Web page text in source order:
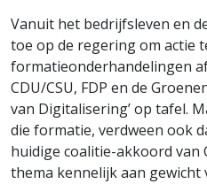
Vanuit het bedrijfsleven en
toe op de regering om actie
formatieonderhandelingen
CDU/CSU, FDP en de
van Digitalisering’ op tafel.
die formatie, verdween ook
huidige coalitie-akkoord van
thema kennelijk aan gewicht